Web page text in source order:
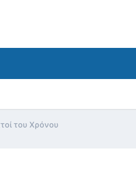
του Χρόνου